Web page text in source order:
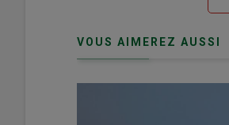
VOUS AIMEREZ AUSSI